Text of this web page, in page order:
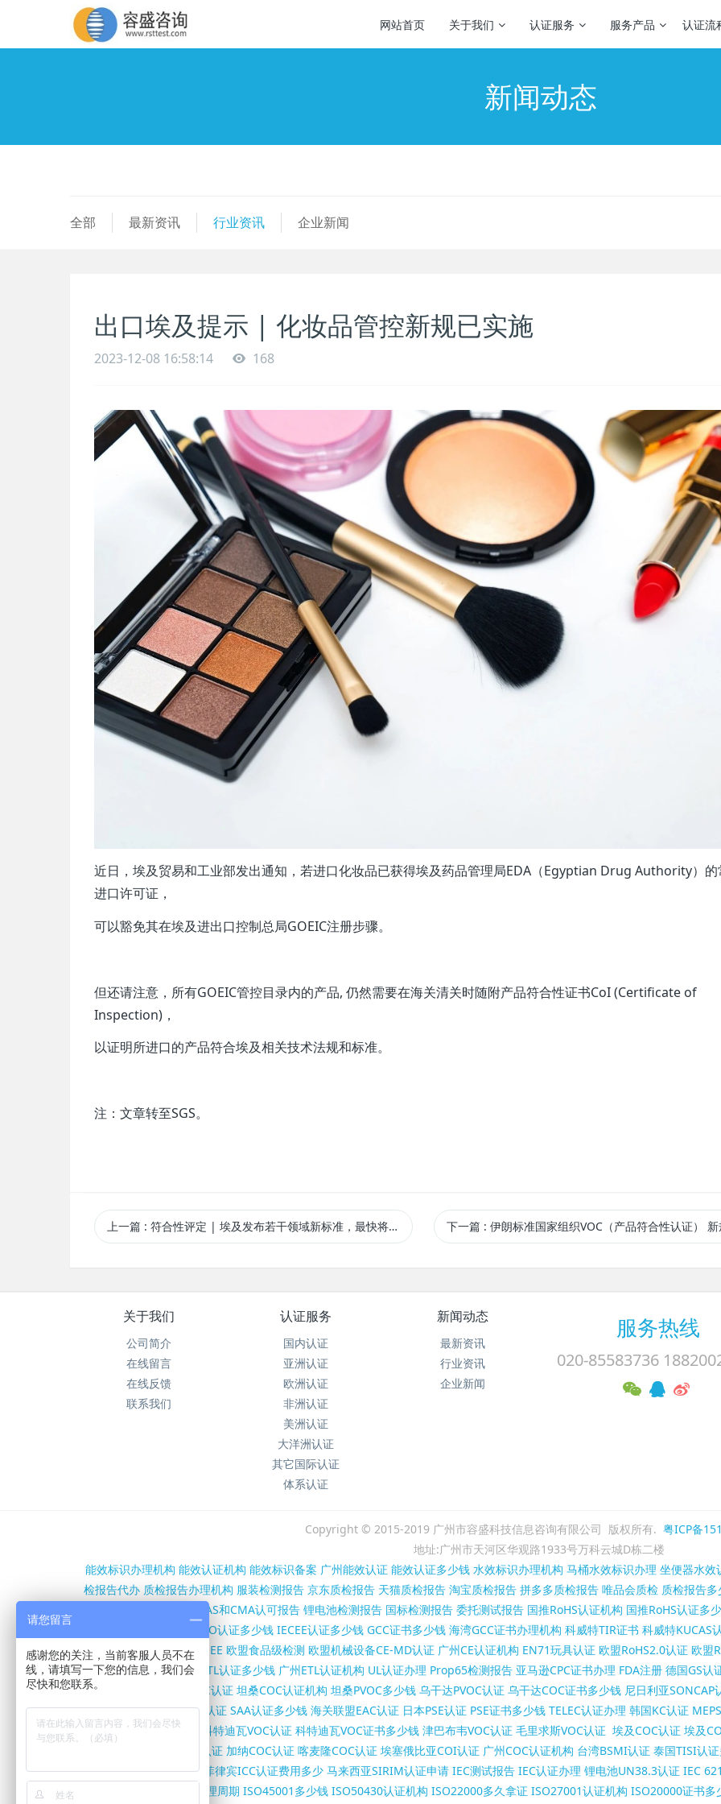
网站首页 关于我们 认证服务 服务产品 认证流
新闻动态
全部 最新资讯 行业资讯 企业新闻
出口埃及提示 | 化妆品管控新规已实施
2023-12-08 16:58:14 168
近日，埃及贸易和工业部发出通知，若进口化妆品已获得埃及药品管理局EDA（Egyptian Drug Authority）的
进口许可证，
可以豁免其在埃及进出口控制总局GOEIC注册步骤。
但还请注意，所有GOEIC管控目录内的产品, 仍然需要在海关清关时随附产品符合性证书CoI (Certificate of
Inspection)，
以证明所进口的产品符合埃及相关技术法规和标准。
注：文章转至SGS。
上一篇 : 符合性评定 | 埃及发布若干领域新标准，最快将于2024年1月生效 下一篇 : 伊朗标准国家组织VOC（产品符合性认证） 新规
关于我们
公司简介
在线留言
在线反馈
联系我们
认证服务
国内认证
亚洲认证
欧洲认证
非洲认证
美洲认证
大洋洲认证
其它国际认证
体系认证
新闻动态
最新资讯
行业资讯
企业新闻
服务热线
020-85583736
Copyright © 2015-2019 广州市容盛科技信息咨询有限公司 版权所有. 粤ICP备
地址:广州市天河区华观路1933号万科云城D栋二楼
能效标识办理机构 能效认证机构 能效标识备案 广州能效认证 能效认证多少钱 水效标识办理机构 马桶水效标识办理 坐便器水效
检报告代办 质检报告办理机构 服装检测报告 京东质检报告 天猫质检报告 淘宝质检报告 拼多多质检报告 唯品会质检 质检报告
CNAS和CMA认可报告 锂电池检测报告 国标检测报告 委托测试报告 国推RoHS认证机构 国推RoHS认证多
SASO认证多少钱 IECEE认证多少钱 GCC证书多少钱 海湾GCC证书办理机构 科威特TIR证书 科威特KUCAS
证
欧盟RED认证 欧盟WEEE 欧盟食品级检测 欧盟机械设备CE-MD认证 广州CE认证机构 EN71玩具认证 欧盟RoHS2.0认证 欧盟
构 FCC证书多少钱 北美ETL认证多少钱 广州ETL认证机构 UL认证办理 Prop65检测报告 亚马逊CPC证书办理 FDA注册 德国GS认
书办理机构
坦桑尼亚COC认证 坦桑COC认证机构 坦桑PVOC多少钱 乌干达PVOC认证 乌干达COC证书多少钱 尼日利亚SONCAP
SC证书多少钱 澳洲RCM认证 SAA认证多少钱 海关联盟EAC认证 日本PSE认证 PSE证书多少钱 TELEC认证办理 韩国KC认证
认证 伊朗VOC/COI认证 科特迪瓦VOC认证 科特迪瓦VOC证书多少钱 津巴布韦VOC认证 毛里求斯VOC认证 埃及COC认证 埃及
尼日尔COC认证 加纳COC认证 喀麦隆COC认证 埃塞俄比亚COI认证 广州COC认证机构 台湾BSMI认证 泰国TISI认
柬埔寨ISC认证怎么办理
菲律宾ICC认证费用多少 马来西亚SIRIM认证申请 IEC测试报告 IEC认证办理 锂电池UN38.3认证 IEC
ISO45001证书办理周期 ISO45001多少钱 ISO50430认证机构 ISO22000多久拿证 ISO27001认证机构 ISO20000证书多
请您留言
感谢您的关注，当前客服人员不在
线，请填写一下您的信息，我们会
尽快和您联系。